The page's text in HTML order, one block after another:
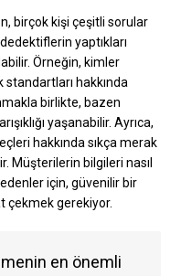
birçok kişi çeşitli sorular
yaptıkları
Örneğin, kimler
hakkında
birlikte, bazen
yaşanabilir. Ayrıca,
hakkında sıkça merak
Müşterilerin bilgileri nasıl
için, güvenilir bir
çekmek gerekiyor.
en önemli